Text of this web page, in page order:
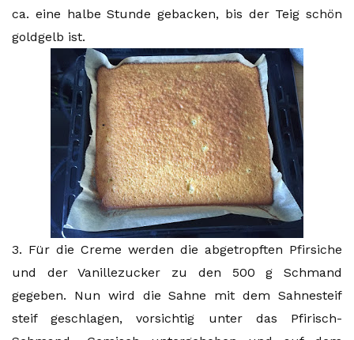
ca. eine halbe Stunde gebacken, bis der Teig schön
goldgelb ist.
3. Für die Creme werden die abgetropften Pfirsiche
und der Vanillezucker zu den 500 g Schmand
gegeben. Nun wird die Sahne mit dem Sahnesteif
steif geschlagen, vorsichtig unter das Pfirisch-